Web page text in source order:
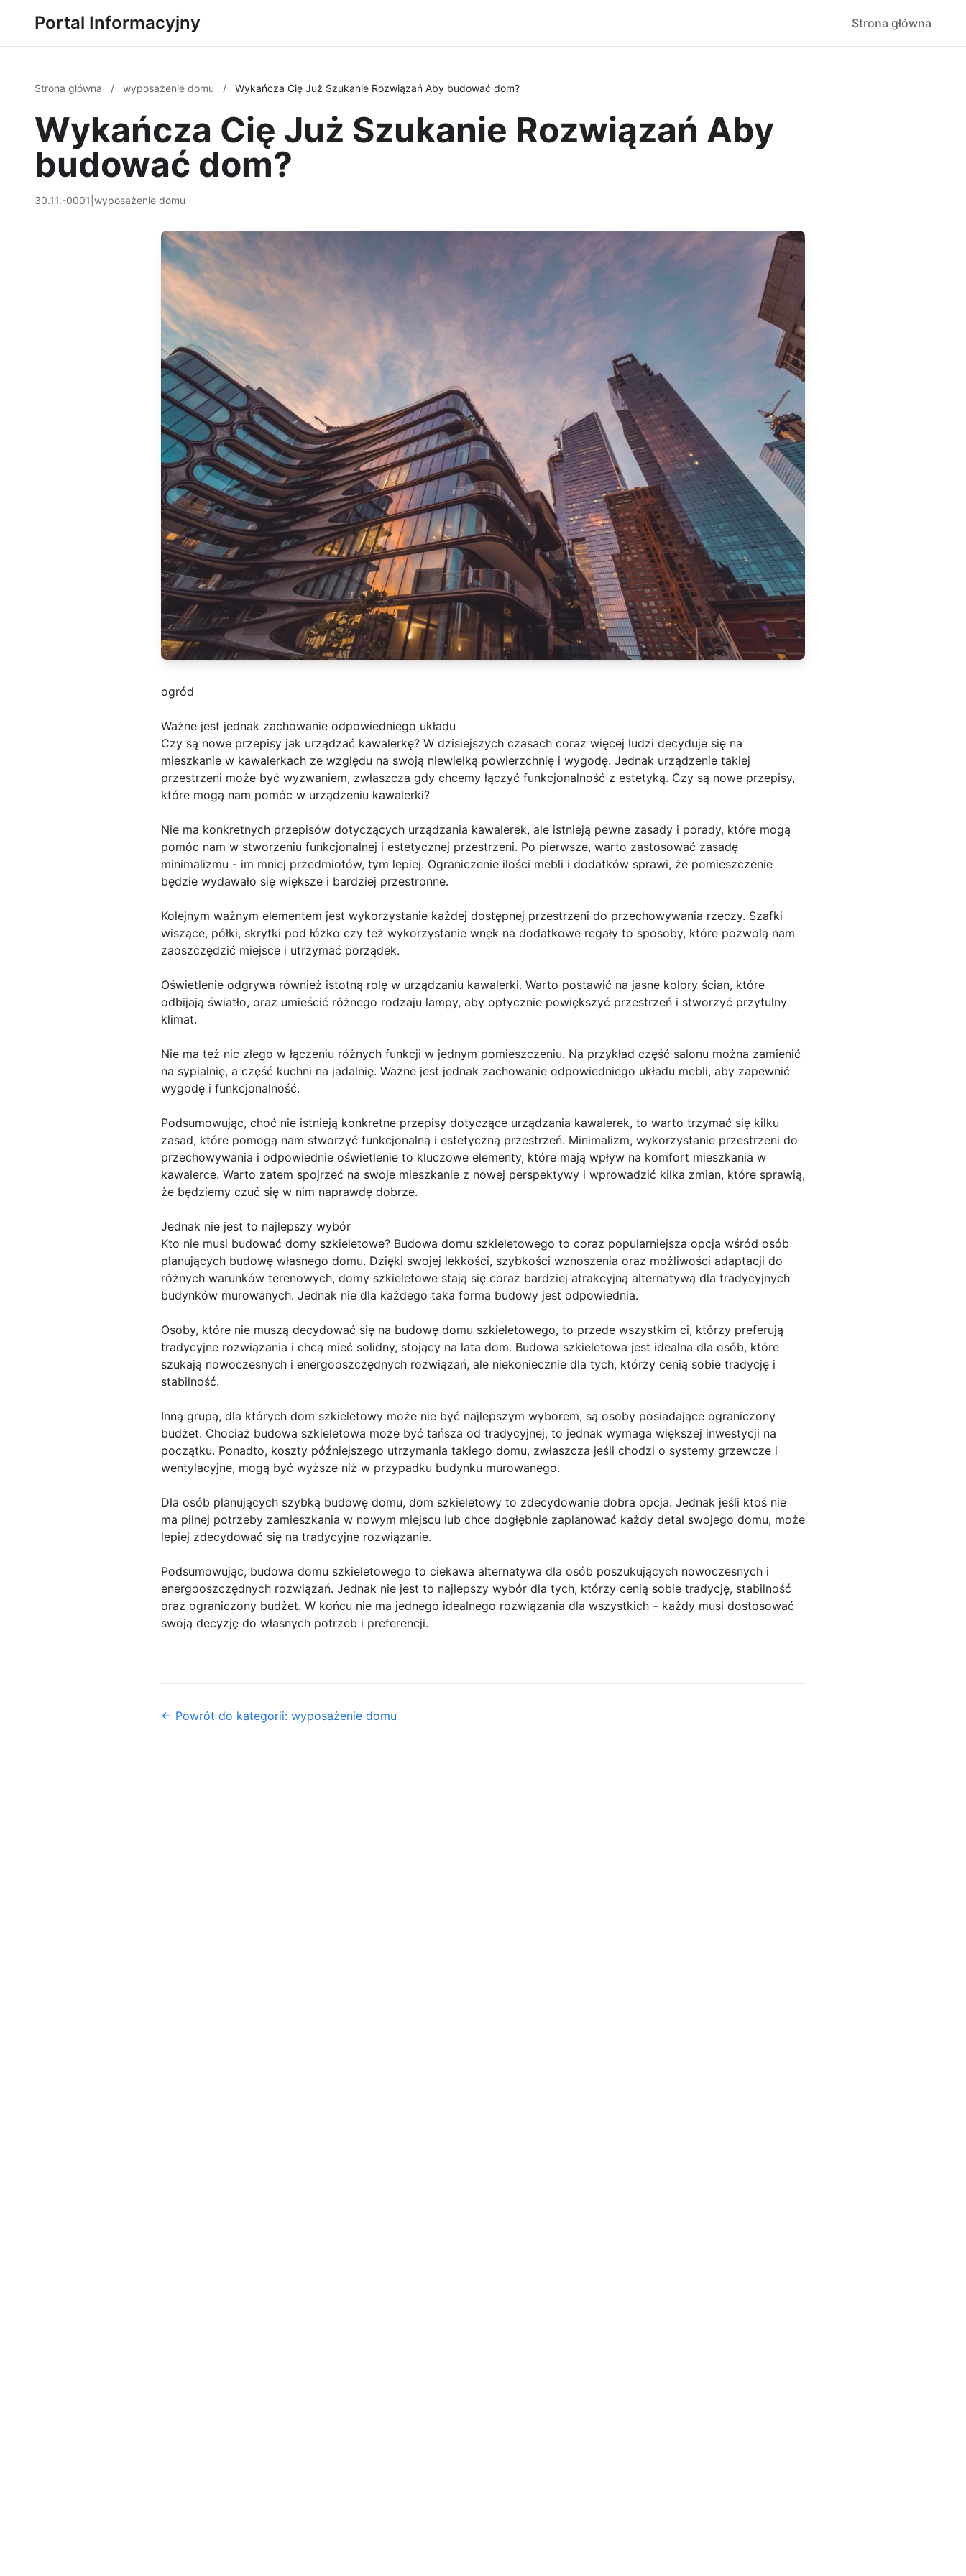
Portal Informacyjny Strona główna
Strona główna / wyposażenie domu / Wykańcza Cię Już Szukanie Rozwiązań Aby budować dom?
Wykańcza Cię Już Szukanie Rozwiązań Aby
budować dom?
30.11.-0001 wyposażenie domu
ogród
Ważne jest jednak zachowanie odpowiedniego układu
Czy są nowe przepisy jak urządzać kawalerkę? W dzisiejszych czasach coraz więcej ludzi decyduje się na
mieszkanie w kawalerkach ze względu na swoją niewielką powierzchnię i wygodę. Jednak urządzenie takiej
przestrzeni może być wyzwaniem, zwłaszcza gdy chcemy łączyć funkcjonalność z estetyką. Czy są nowe przepisy,
które mogą nam pomóc w urządzeniu kawalerki?
Nie ma konkretnych przepisów dotyczących urządzania kawalerek, ale istnieją pewne zasady i porady, które mogą
pomóc nam w stworzeniu funkcjonalnej i estetycznej przestrzeni. Po pierwsze, warto zastosować zasadę
minimalizmu - im mniej przedmiotów, tym lepiej. Ograniczenie ilości mebli i dodatków sprawi, że pomieszczenie
będzie wydawało się większe i bardziej przestronne.
Kolejnym ważnym elementem jest wykorzystanie każdej dostępnej przestrzeni do przechowywania rzeczy. Szafki
wiszące, półki, skrytki pod łóżko czy też wykorzystanie wnęk na dodatkowe regały to sposoby, które pozwolą nam
zaoszczędzić miejsce i utrzymać porządek.
Oświetlenie odgrywa również istotną rolę w urządzaniu kawalerki. Warto postawić na jasne kolory ścian, które
odbijają światło, oraz umieścić różnego rodzaju lampy, aby optycznie powiększyć przestrzeń i stworzyć przytulny
klimat.
Nie ma też nic złego w łączeniu różnych funkcji w jednym pomieszczeniu. Na przykład część salonu można zamienić
na sypialnię, a część kuchni na jadalnię. Ważne jest jednak zachowanie odpowiedniego układu mebli, aby zapewnić
wygodę i funkcjonalność.
Podsumowując, choć nie istnieją konkretne przepisy dotyczące urządzania kawalerek, to warto trzymać się kilku
zasad, które pomogą nam stworzyć funkcjonalną i estetyczną przestrzeń. Minimalizm, wykorzystanie przestrzeni do
przechowywania i odpowiednie oświetlenie to kluczowe elementy, które mają wpływ na komfort mieszkania w
kawalerce. Warto zatem spojrzeć na swoje mieszkanie z nowej perspektywy i wprowadzić kilka zmian, które sprawią,
że będziemy czuć się w nim naprawdę dobrze.
Jednak nie jest to najlepszy wybór
Kto nie musi budować domy szkieletowe? Budowa domu szkieletowego to coraz popularniejsza opcja wśród osób
planujących budowę własnego domu. Dzięki swojej lekkości, szybkości wznoszenia oraz możliwości adaptacji do
różnych warunków terenowych, domy szkieletowe stają się coraz bardziej atrakcyjną alternatywą dla tradycyjnych
budynków murowanych. Jednak nie dla każdego taka forma budowy jest odpowiednia.
Osoby, które nie muszą decydować się na budowę domu szkieletowego, to przede wszystkim ci, którzy preferują
tradycyjne rozwiązania i chcą mieć solidny, stojący na lata dom. Budowa szkieletowa jest idealna dla osób, które
szukają nowoczesnych i energooszczędnych rozwiązań, ale niekoniecznie dla tych, którzy cenią sobie tradycję i
stabilność.
Inną grupą, dla których dom szkieletowy może nie być najlepszym wyborem, są osoby posiadające ograniczony
budżet. Chociaż budowa szkieletowa może być tańsza od tradycyjnej, to jednak wymaga większej inwestycji na
początku. Ponadto, koszty późniejszego utrzymania takiego domu, zwłaszcza jeśli chodzi o systemy grzewcze i
wentylacyjne, mogą być wyższe niż w przypadku budynku murowanego.
Dla osób planujących szybką budowę domu, dom szkieletowy to zdecydowanie dobra opcja. Jednak jeśli ktoś nie
ma pilnej potrzeby zamieszkania w nowym miejscu lub chce dogłębnie zaplanować każdy detal swojego domu, może
lepiej zdecydować się na tradycyjne rozwiązanie.
Podsumowując, budowa domu szkieletowego to ciekawa alternatywa dla osób poszukujących nowoczesnych i
energooszczędnych rozwiązań. Jednak nie jest to najlepszy wybór dla tych, którzy cenią sobie tradycję, stabilność
oraz ograniczony budżet. W końcu nie ma jednego idealnego rozwiązania dla wszystkich – każdy musi dostosować
swoją decyzję do własnych potrzeb i preferencji.
← Powrót do kategorii: wyposażenie domu